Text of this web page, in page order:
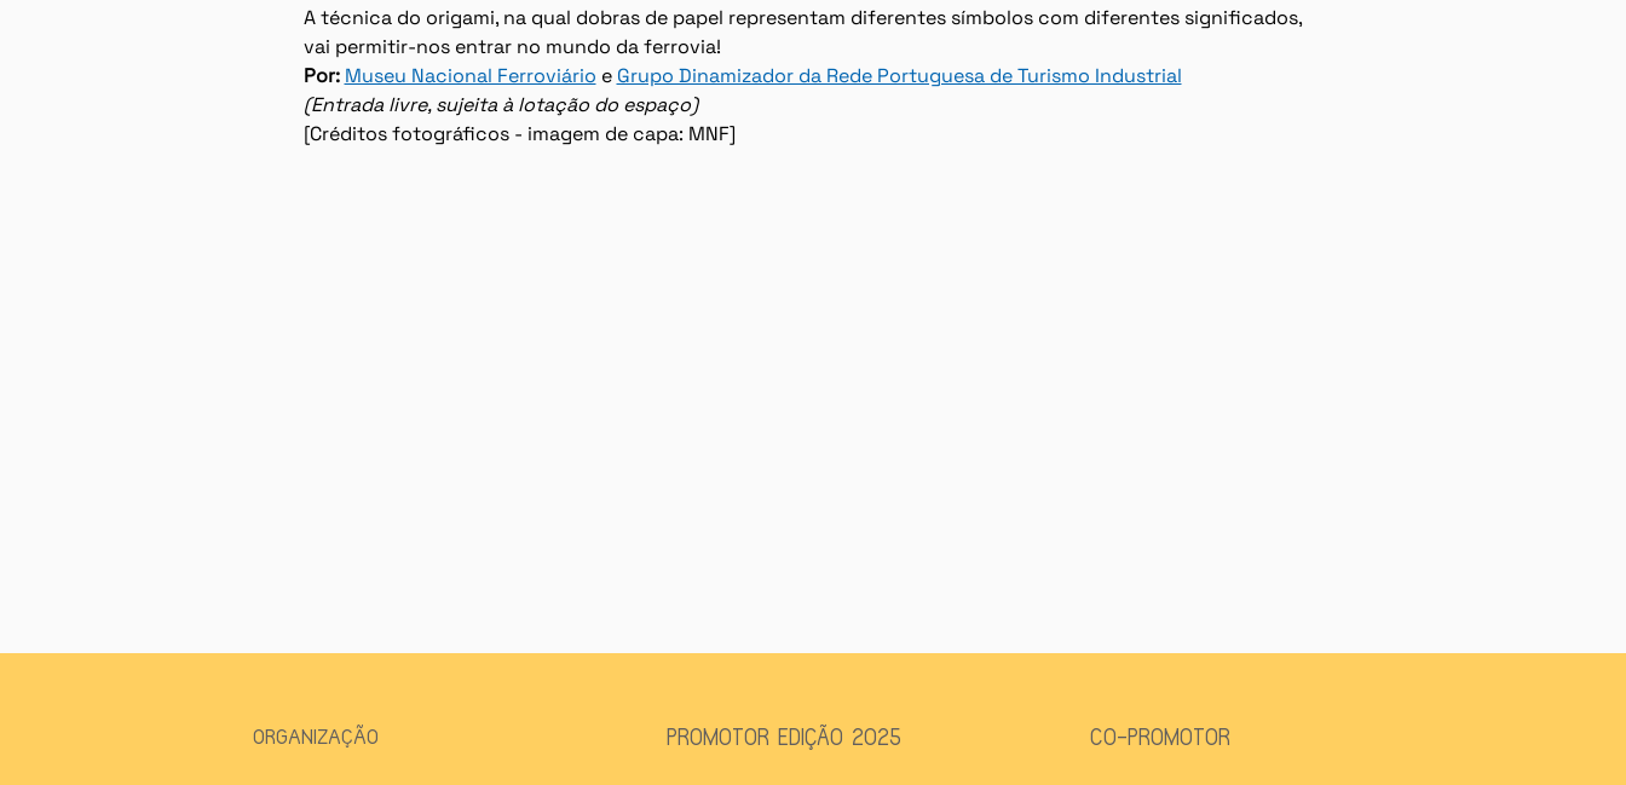
A técnica do origami, na qual dobras de papel representam diferentes símbolos com diferentes signiﬁcados,
vai permitir-nos entrar no mundo da ferrovia!
Por: Museu Nacional Ferroviário e Grupo Dinamizador da Rede Portuguesa de Turismo Industrial
(Entrada livre, sujeita à lotação do espaço)
[Créditos fotográficos - imagem de capa: MNF]
ORGANIZAÇÃO PROMOTOR EDIÇÃO 2025 CO-PROMOTOR